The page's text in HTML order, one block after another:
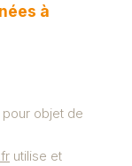
à
objet de
utilise et